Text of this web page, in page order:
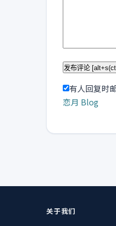
有人回复时
恋月 Blog
关于我们